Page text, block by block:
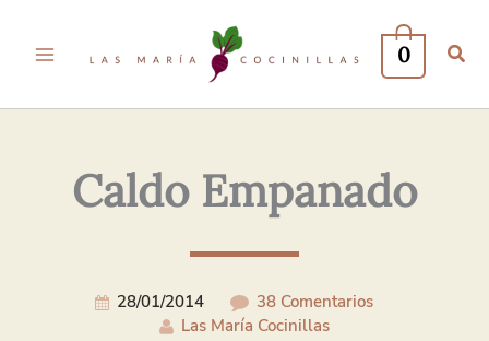
0
Caldo Empanado
28/01/2014
38 Comentarios
Las María Cocinillas
Electrónico*